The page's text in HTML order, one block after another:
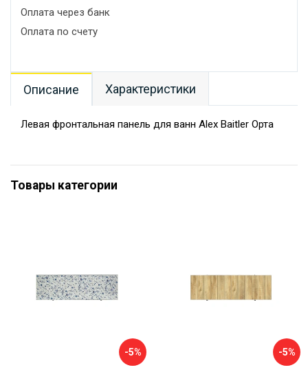
Оплата через банк
Оплата по счету
Описание Характеристики
Левая фронтальная панель для ванн Alex Baitler Орта
Товары категории
-5% -5%